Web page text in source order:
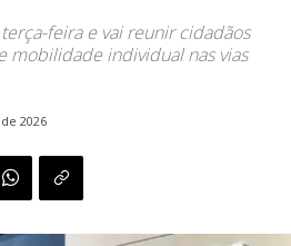
feira e vai reunir cidadãos
mobilidade individual nas vias
2026